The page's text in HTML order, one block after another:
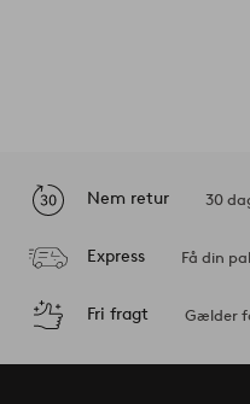
Nem retur 30
Express Få din
Fri fragt Gælder